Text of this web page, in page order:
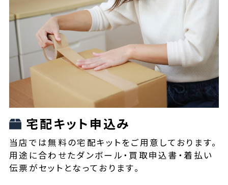
宅配キット申込み
当店では無料の宅配キットをご用意しております。
用途に合わせたダンボール・買取申込書・着払い
伝票がセットとなっております。